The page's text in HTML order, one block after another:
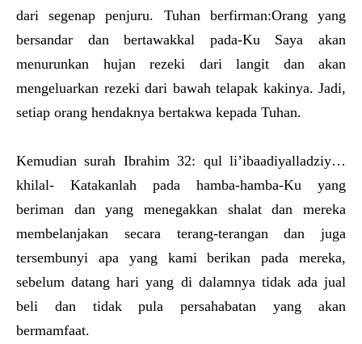
dari segenap penjuru. Tuhan berfirman:Orang yang
bersandar dan bertawakkal pada-Ku Saya akan
menurunkan hujan rezeki dari langit dan akan
mengeluarkan rezeki dari bawah telapak kakinya. Jadi,
setiap orang hendaknya bertakwa kepada Tuhan.
Kemudian surah Ibrahim 32: qul li’ibaadiyalladziy…
khilal- Katakanlah pada hamba-hamba-Ku yang
beriman dan yang menegakkan shalat dan mereka
membelanjakan secara terang-terangan dan juga
tersembunyi apa yang kami berikan pada mereka,
sebelum datang hari yang di dalamnya tidak ada jual
beli dan tidak pula persahabatan yang akan
bermamfaat.